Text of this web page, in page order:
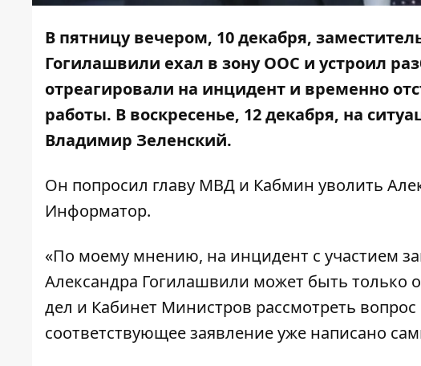
В пятницу вечером, 10 декабря,
Гогилашвили ехал в зону ООС и устроил
отреагировали на инцидент и временно
работы. В воскресенье, 12 декабря, на
Владимир Зеленский.
Он попросил главу МВД и Кабмин уволить
Информатор.
«По моему мнению, на инцидент с участием
Александра Гогилашвили может быть только
дел и Кабинет Министров рассмотреть
соответствующее заявление уже написано